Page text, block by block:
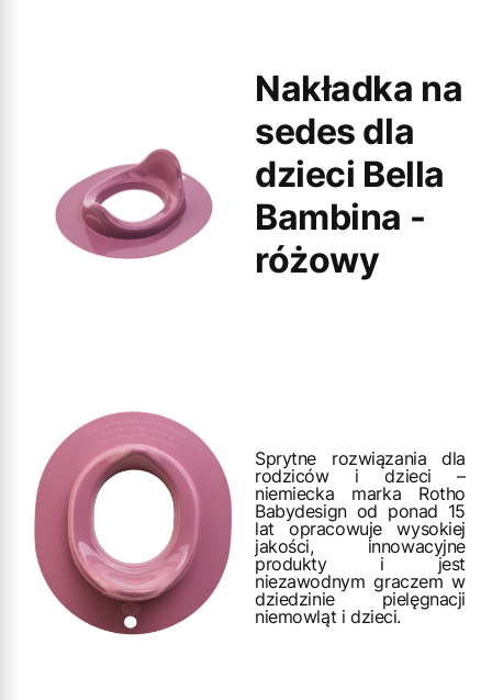
Nakładka na
sedes dla
dzieci Bella
Bambina -
różowy
Sprytne rozwiązania dla
rodziców i dzieci –
niemiecka marka Rotho
Babydesign od ponad 15
lat opracowuje wysokiej
jakości, innowacyjne
produkty i jest
niezawodnym graczem w
dziedzinie pielęgnacji
niemowląt i dzieci.